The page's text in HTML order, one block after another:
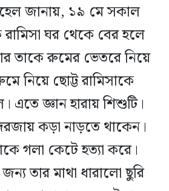
জানায়, ১৯ মে সকাল
ঘর থেকে বের হলে
তাকে রুমের ভেতরে নিয়ে
নিয়ে ছোট্ট রামিসাকে
এতে জ্ঞান হারায় শিশুটি।
কড়া নাড়তে থাকেন।
গলা কেটে হত্যা করে।
তার মাথা ধারালো ছুরি